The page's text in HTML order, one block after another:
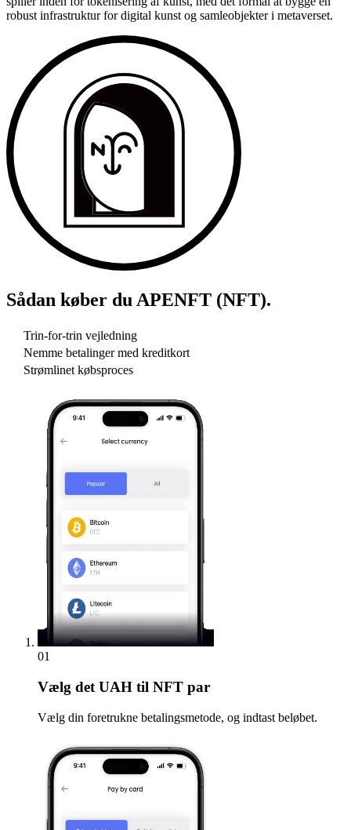
robust infrastruktur for digital kunst og samleobjekter i metaverset.
Sådan køber du APENFT (NFT).
Trin-for-trin vejledning
Nemme betalinger med kreditkort
Strømlinet købsproces
01
Vælg det UAH til NFT par
Vælg din foretrukne betalingsmetode, og indtast beløbet.